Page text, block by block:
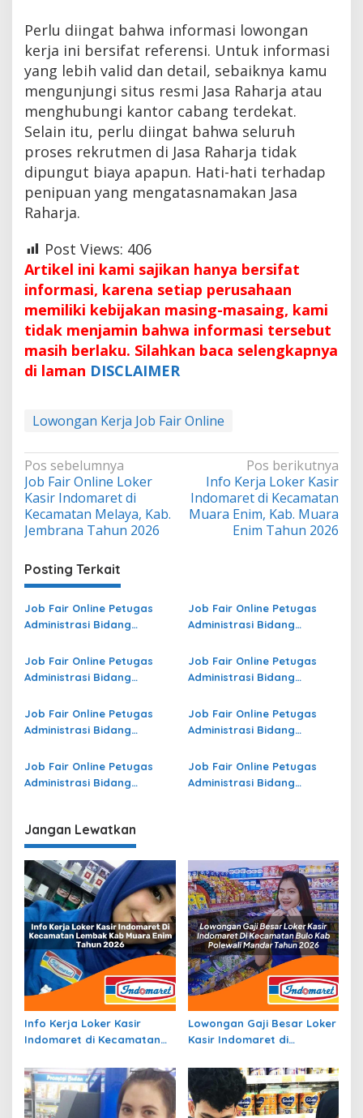
Perlu diingat bahwa informasi lowongan
kerja ini bersifat referensi. Untuk informasi
yang lebih valid dan detail, sebaiknya kamu
mengunjungi situs resmi Jasa Raharja atau
menghubungi kantor cabang terdekat.
Selain itu, perlu diingat bahwa seluruh
proses rekrutmen di Jasa Raharja tidak
dipungut biaya apapun. Hati-hati terhadap
penipuan yang mengatasnamakan Jasa
Raharja.
Post Views: 406
Artikel ini kami sajikan hanya bersifat
informasi, karena setiap perusahaan
memiliki kebijakan masing-masaing, kami
tidak menjamin bahwa informasi tersebut
masih berlaku. Silahkan baca selengkapnya
di laman DISCLAIMER
Lowongan Kerja Job Fair Online
Navigasi
pos
Pos sebelumnya
Job Fair Online Loker
Kasir Indomaret di
Kecamatan Melaya, Kab.
Jembrana Tahun 2026
Pos berikutnya
Info Kerja Loker Kasir
Indomaret di Kecamatan
Muara Enim, Kab. Muara
Enim Tahun 2026
Posting Terkait
Job Fair Online Petugas
Administrasi Bidang
Utara Terbaru
Job Fair Online Petugas
Administrasi Bidang
di Lampung Selatan
Terbaru
Job Fair Online Petugas
Administrasi Bidang
Terbaru
Job Fair Online Petugas
Administrasi Bidang
Barat Terbaru
Job Fair Online Petugas
Administrasi Bidang
Terbaru
Job Fair Online Petugas
Administrasi Bidang
Terbaru
Job Fair Online Petugas
Administrasi Bidang
Job Fair Online Petugas
Administrasi Bidang
Jangan Lewatkan
Info Kerja Loker Kasir
Indomaret di Kecamatan
Tahun 2026
Lowongan Gaji Besar Loker
Kasir Indomaret di
Polewali Mandar Tahun
2026